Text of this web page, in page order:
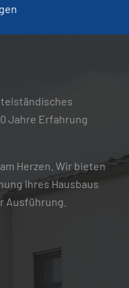
Jahre Erfahrung
Herzen. Wir bieten
Ihres Hausbaus
Ausführung.